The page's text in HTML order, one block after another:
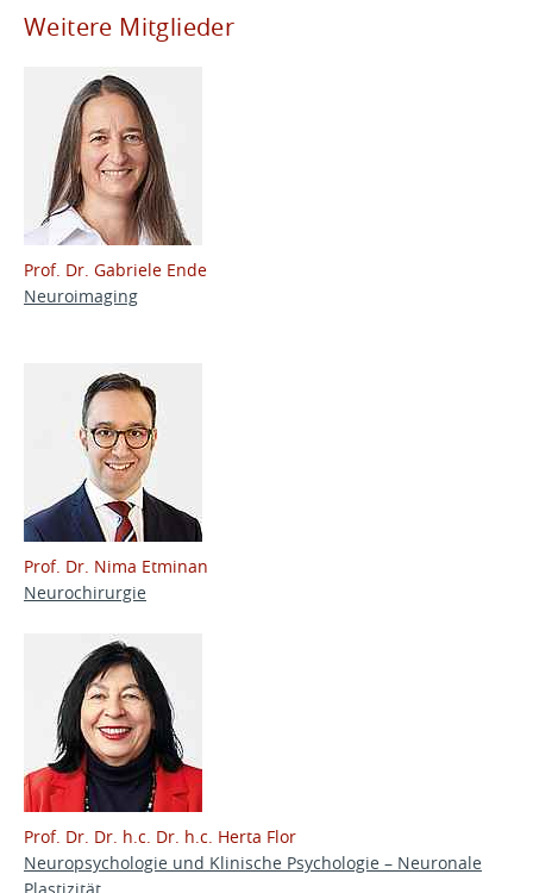
Weitere Mitglieder
Prof. Dr. Gabriele Ende
Neuroimaging
Prof. Dr. Nima Etminan
Neurochirurgie
Prof. Dr. Dr. h.c. Dr. h.c. Herta Flor
Neuropsychologie und Klinische Psychologie – Neuronale